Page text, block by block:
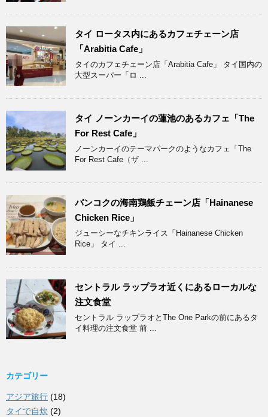
タイ ロータス内にあるカフェチェーン店
「Arabitia Cafe」
タイのカフェチェーン店「Arabitia Cafe」 タイ国内の
大型スーパー「ロ ...
タイ ノーンカーイの蓮池のあるカフェ「The
For Rest Cafe」
ノーンカーイのテーマパークのようなカフェ「The
For Rest Cafe（ザ ...
バンコクの海南鶏飯チェーン店「Hainanese
Chicken Rice」
ジューシーなチキンライス「Hainanese Chicken
Rice」 タイ ...
セントラル ラップラオ近くにあるローカルな
注文食堂
セントラル ラップラオとThe One Parkの前にあるタ
イ料理の注文食堂 前 ...
カテゴリー
アジア旅行 (18)
タイで自炊 (2)